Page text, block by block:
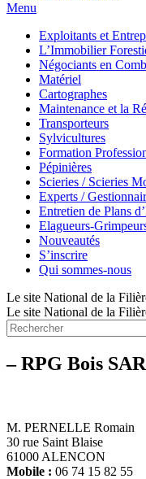
Menu
Exploitants et
L’Immobilier
Négociants en
Matériel
Cartographes
Maintenance et la
Transporteurs
Sylvicultures
Formation
Pépinières
Scieries / Scieries
Experts /
Entretien de Plans
Elagueurs-
Nouveautés
S’inscrire
Qui sommes-nous
Le site National de la
Le site National de la
– RPG Bois
M. PERNELLE Romain
30 rue Saint Blaise
61000 ALENCON
Mobile : 06 74 15 82 55